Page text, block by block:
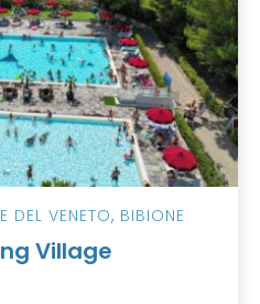
DEL VENETO, BIBIONE
Village